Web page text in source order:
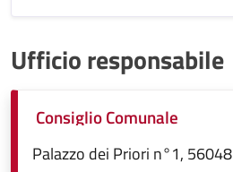
Ufficio responsabile
Consiglio Comunale
Palazzo dei Priori n°1, 56048